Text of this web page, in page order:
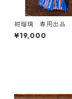
紺瑠璃 専用出品
¥19,000